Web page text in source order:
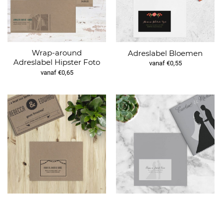
Wrap-around
Adreslabel Hipster Foto
vanaf €0,65
Adreslabel Bloemen
vanaf €0,55